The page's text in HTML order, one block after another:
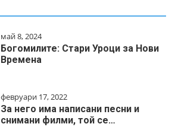
май 8, 2024
Богомилите: Стари Уроци за Нови
Времена
февруари 17, 2022
За него има написани песни и
снимани филми, той се…